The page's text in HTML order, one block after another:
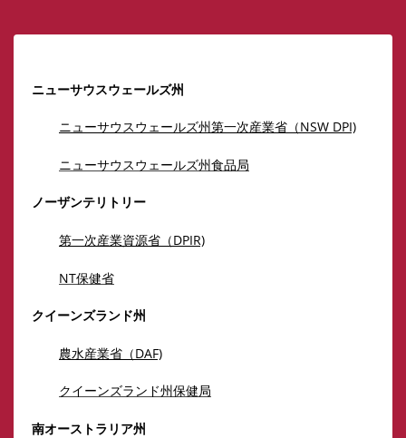
ニューサウスウェールズ州
ニューサウスウェールズ州第一次産業省（NSW DPI)
ニューサウスウェールズ州食品局
ノーザンテリトリー
第一次産業資源省（DPIR)
NT保健省
クイーンズランド州
農水産業省（DAF)
クイーンズランド州保健局
南オーストラリア州